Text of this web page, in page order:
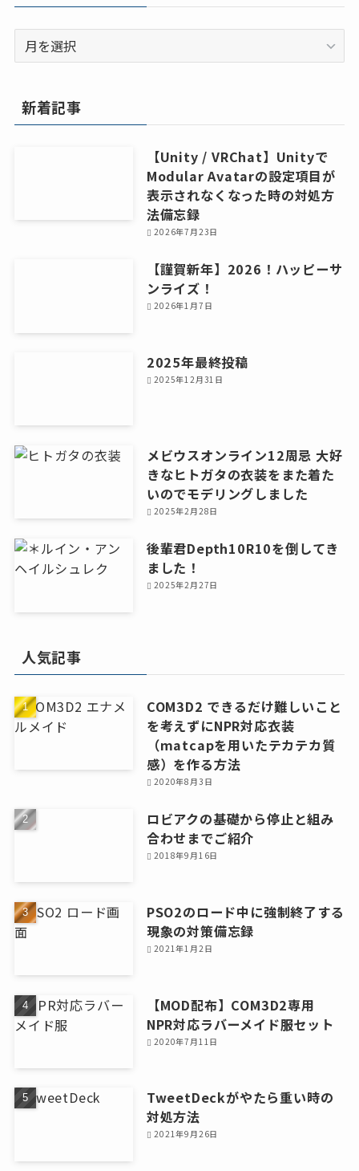
ー
イ
ブ
新着記事
【Unity / VRChat】Unityで
Modular Avatarの設定項目が
表示されなくなった時の対処方
法備忘録
2026年7月23日
【謹賀新年】2026！ハッピーサ
ンライズ！
2026年1月7日
2025年最終投稿
2025年12月31日
メビウスオンライン12周忌 大好
きなヒトガタの衣装をまた着た
いのでモデリングしました
2025年2月28日
後輩君Depth10R10を倒してき
ました！
2025年2月27日
人気記事
COM3D2 できるだけ難しいこと
を考えずにNPR対応衣装
（matcapを用いたテカテカ質
感）を作る方法
2020年8月3日
ロビアクの基礎から停止と組み
合わせまでご紹介
2018年9月16日
PSO2のロード中に強制終了する
現象の対策備忘録
2021年1月2日
【MOD配布】COM3D2専用
NPR対応ラバーメイド服セット
2020年7月11日
TweetDeckがやたら重い時の
対処方法
2021年9月26日